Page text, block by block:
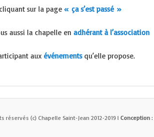
sur la page « ça s’est passé »
aussi la chapelle en adhérant à l’association
aux événementsqu’elle propose.
réservés (c) Chapelle Saint-Jean 2012-2019 l Conception: